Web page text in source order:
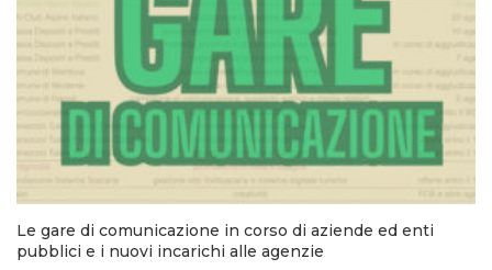
Le gare di comunicazione in corso di aziende ed enti
pubblici e i nuovi incarichi alle agenzie